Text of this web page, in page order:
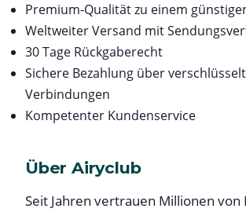
Premium-Qualität zu einem
Weltweiter Versand mit
30 Tage Rückgaberecht
Sichere Bezahlung über
Verbindungen
Kompetenter Kundenservice
Über Airyclub
Seit Jahren vertrauen Millionen von